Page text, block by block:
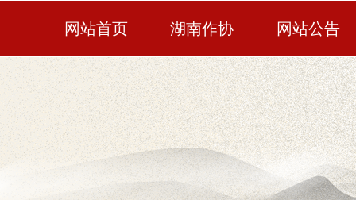
网站首页 湖南作协 网站公告